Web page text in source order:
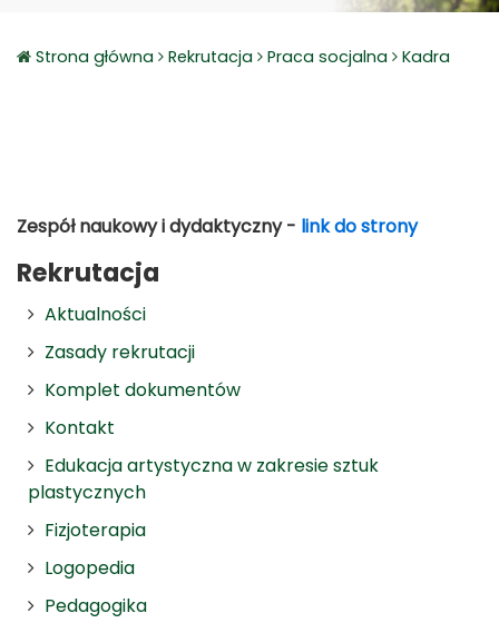
Strona główna Rekrutacja Praca socjalna Kadra
Rekrutacja
Aktualności
Zasady rekrutacji
Komplet dokumentów
Kontakt
Edukacja artystyczna w zakresie sztuk
plastycznych
Fizjoterapia
Logopedia
Pedagogika
Zespół naukowy i dydaktyczny - link do strony